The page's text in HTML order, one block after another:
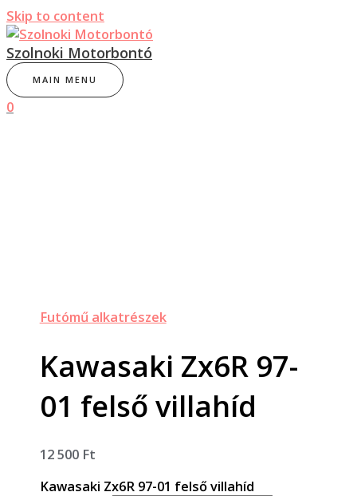
Skip to content
Szolnoki Motorbontó
MAIN MENU
0
Futómű alkatrészek
Kawasaki Zx6R 97-
01 felső villahíd
12 500 Ft
Kawasaki Zx6R 97-01 felső villahíd